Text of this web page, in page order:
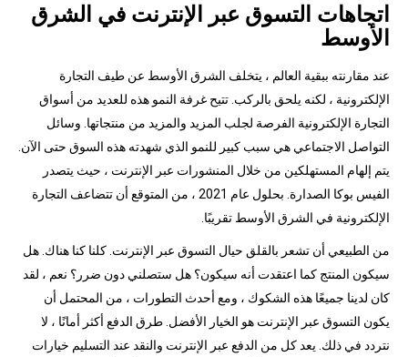
اتجاهات التسوق عبر الإنترنت في الشرق
الأوسط
عند مقارنته ببقية العالم ، يتخلف الشرق الأوسط عن طيف التجارة
الإلكترونية ، لكنه يلحق بالركب. تتيح غرفة النمو هذه للعديد من أسواق
التجارة الإلكترونية الفرصة لجلب المزيد والمزيد من منتجاتها. وسائل
التواصل الاجتماعي هي سبب كبير للنمو الذي شهدته هذه السوق حتى الآن.
يتم إلهام المستهلكين من خلال المنشورات عبر الإنترنت ، حيث يتصدر
الفيس بوكا الصدارة. بحلول عام 2021 ، من المتوقع أن تتضاعف التجارة
الإلكترونية في الشرق الأوسط تقريبًا.
من الطبيعي أن تشعر بالقلق حيال التسوق عبر الإنترنت. كلنا كنا هناك. هل
سيكون المنتج كما اعتقدت أنه سيكون؟ هل ستصلني دون ضرر؟ نعم ، لقد
كان لدينا جميعًا هذه الشكوك ، ومع أحدث التطورات ، من المحتمل أن
يكون التسوق عبر الإنترنت هو الخيار الأفضل. طرق الدفع أكثر أمانًا ، لا
نتردد في ذلك. يعد كل من الدفع عبر الإنترنت والنقد عند التسليم خيارات